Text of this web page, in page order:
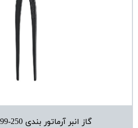
گاز انبر آرماتور بندی 250-99 کنیپکس